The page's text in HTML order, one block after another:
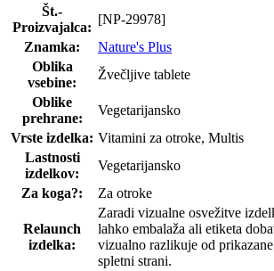
Št.-
Proizvajalca:
[NP-29978]
Znamka:
Nature's Plus
Oblika
vsebine:
Žvečljive tablete
Oblike
prehrane:
Vegetarijansko
Vrste izdelka: Vitamini za otroke, Multis
Lastnosti
izdelkov:
Vegetarijansko
Za koga?:
Za otroke
Relaunch
izdelka:
Zaradi vizualne osvežitve
lahko embalaža ali etiketa
vizualno razlikuje od
spletni strani.